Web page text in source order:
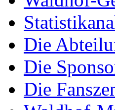
Die
Die
Die